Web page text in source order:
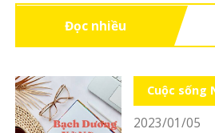
Đọc nhiều
Cuộc sống
2023/01/05